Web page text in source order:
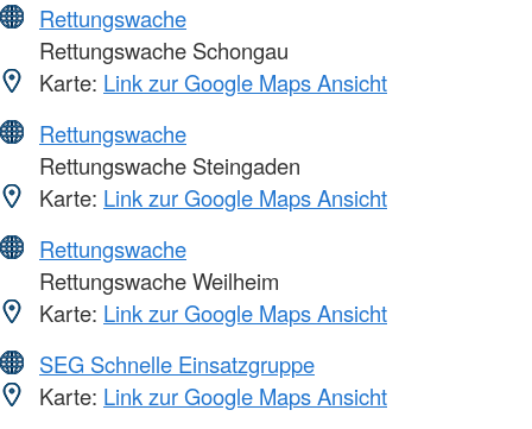
Rettungswache
Rettungswache Schongau
Karte: Link zur Google Maps Ansicht
Rettungswache
Rettungswache Steingaden
Karte: Link zur Google Maps Ansicht
Rettungswache
Rettungswache Weilheim
Karte: Link zur Google Maps Ansicht
SEG Schnelle Einsatzgruppe
Karte: Link zur Google Maps Ansicht